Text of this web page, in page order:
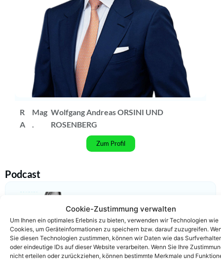
Cookie-Zustimmung verwalten
Um Ihnen ein optimales Erlebnis zu bieten, verwenden wir Technologien wie
Cookies, um Geräteinformationen zu speichern bzw. darauf zuzugreifen.
Sie diesen Technologien zustimmen, können wir Daten wie das
oder eindeutige IDs auf dieser Website verarbeiten. Wenn Sie Ihre
nicht erteilen oder zurückziehen, können bestimmte Merkmale und
R
A
Mag Wolfgang Andreas ORSINI UND
ROSENBERG
Zum Profil
Podcast
Video-Podcast #69 Katharina Echerer – Verlagsleitung
Recht, Wirtschaft, Steuern facultas Verlag